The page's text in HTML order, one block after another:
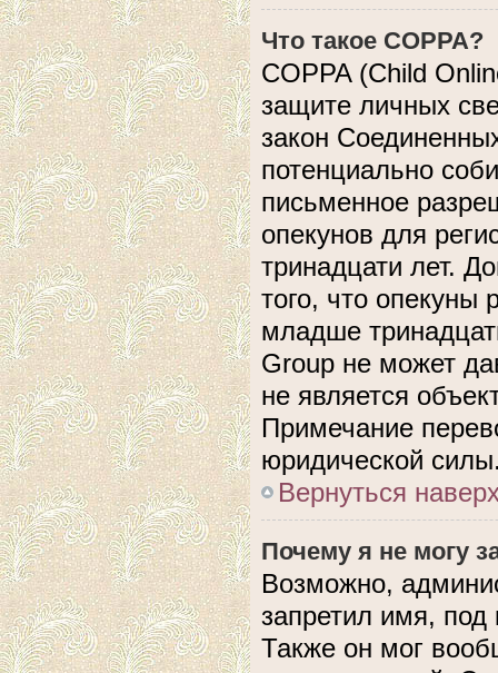
Что такое COPPA?
COPPA (Child
защите личных
закон
потенциально
письменное
опекунов для
тринадцати лет.
того, что опекуны
младше
Group не может
не является
Примечание
юридической
Вернуться
Почему я не могу
Возможно,
запретил имя, под
Также он мог